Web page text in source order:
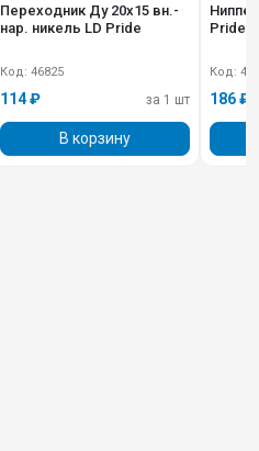
Переходник Ду 20х15 вн.-
нар. никель LD Pride
Код: 46825
114 ₽ за 1 шт
В корзину
Pride
Код:
186 ₽